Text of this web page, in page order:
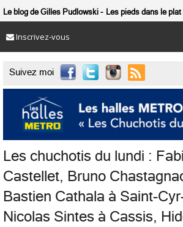
Le blog de Gilles Pudlowski Les pieds dans le plat
Inscrivez-vous
Suivez moi 
Les chuchotis du lundi :
Castellet, Bruno
Bastien Cathala à Saint-
Nicolas Sintes à Cassis,